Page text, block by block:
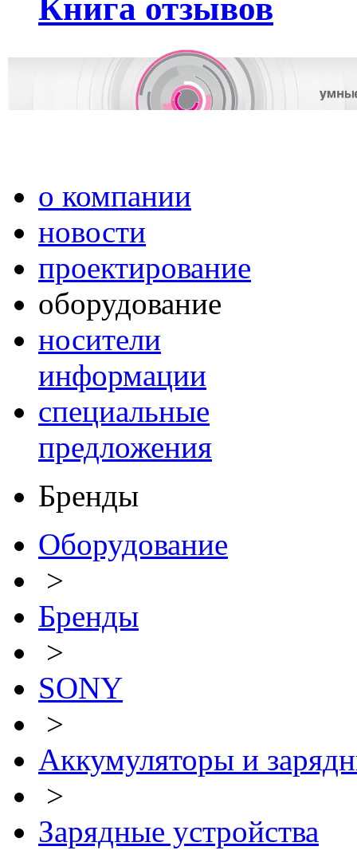
Книга отзывов
о компании
новости
проектирование
оборудование
носители
информации
специальные
предложения
Бренды
Оборудование
>
Бренды
>
SONY
>
Аккумуляторы и
>
Зарядные устройства